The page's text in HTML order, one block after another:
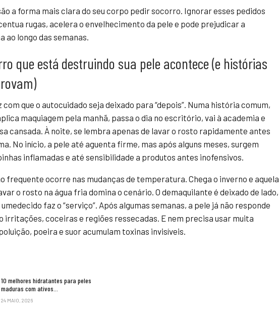
a forma mais clara do seu corpo pedir socorro. Ignorar esses pedidos
rugas, acelera o envelhecimento da pele e pode prejudicar a
ao longo das semanas.
que está destruindo sua pele acontece (e histórias
que o autocuidado seja deixado para “depois”. Numa história comum,
maquiagem pela manhã, passa o dia no escritório, vai à academia e
cansada. À noite, se lembra apenas de lavar o rosto rapidamente antes
No início, a pele até aguenta firme, mas após alguns meses, surgem
inflamadas e até sensibilidade a produtos antes inofensivos.
frequente ocorre nas mudanças de temperatura. Chega o inverno e aquela
o rosto na água fria domina o cenário. O demaquilante é deixado de lado,
faz o “serviço”. Após algumas semanas, a pele já não responde
irritações, coceiras e regiões ressecadas. E nem precisa usar muita
poeira e suor acumulam toxinas invisíveis.
10 melhores hidratantes para peles
maduras com ativos…
24 MAIO, 2026